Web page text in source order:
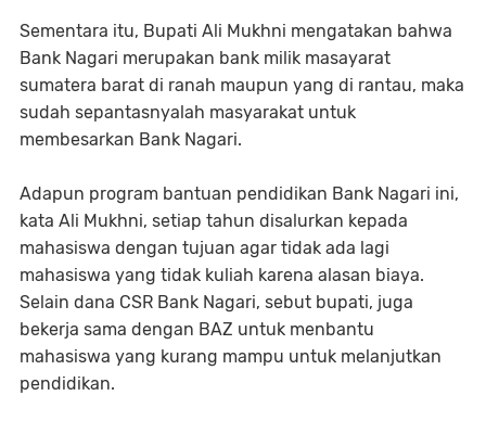
Sementara itu, Bupati Ali Mukhni mengatakan bahwa
Bank Nagari merupakan bank milik masayarat
sumatera barat di ranah maupun yang di rantau, maka
sudah sepantasnyalah masyarakat untuk
membesarkan Bank Nagari.
Adapun program bantuan pendidikan Bank Nagari ini,
kata Ali Mukhni, setiap tahun disalurkan kepada
mahasiswa dengan tujuan agar tidak ada lagi
mahasiswa yang tidak kuliah karena alasan biaya.
Selain dana CSR Bank Nagari, sebut bupati, juga
bekerja sama dengan BAZ untuk menbantu
mahasiswa yang kurang mampu untuk melanjutkan
pendidikan.